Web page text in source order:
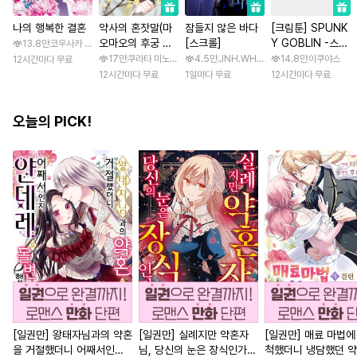
나의 행복한 결혼
13.8만코우사카 리토 / 아기토기 아쿠미
12시간마다 무료
약사의 혼잣말(마
오마오의 후궁 수
수께끼 풀이수첩)
17만쿠라타 미노지 / 휴우가 나츠
12시간마다 무료
잠들지 않은 바다
[스크롤]
4.5만JNH.WH Studio / Lasso
1일마다 무료
[크림툰] SPUNK
Y GOBLIN -스펑
키 고블린- [스크
롤]
14.8만이쿠야스
12시간마다 무료
오늘의 PICK!
[일권만] 왕태자님과의 약혼
을 거절했더니 어째서인지
[일권만] 실례지만 약혼자
님, 당신의 눈은 장식인가
[일권만] 매료 마법
척했더니 냉담했던